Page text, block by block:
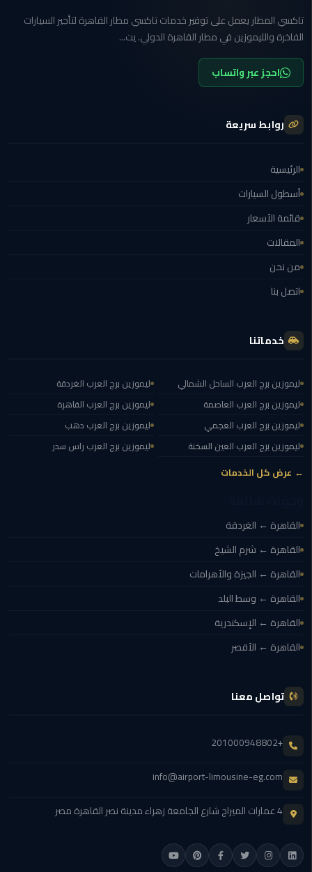
ليموزين
الفيوم
مطار
ليموزين
دهب
مكاتب
ليموزين
الاسكندرية
ليموزين
مايو
ليموزين
حلوان
ليموزين
الإسماعيلية
ليموزين
المنوفية
ليموزين
ليموزين
بلطيم
ليموزين
بورسعيد
ليموزين
الشرقية
ليموزين
بنها
العبور
ليموزين
اكتوبر
الخط
الساخن
تاكسي المطار يعمل على توفير خدمات تاكسي مطار القاهرة لتأجير السيارات
الفاخرة والليموزين في مطار القاهرة الدولي. يت...
احجز عبر واتساب
روابط سريعة
الرئيسية
أسطول السيارات
قائمة الأسعار
المقالات
من نحن
اتصل بنا
خدماتنا
ليموزين برج العرب الساحل الشمالي
ليموزين برج العرب العاصمة
ليموزين برج العرب العجمي
ليموزين برج العرب العين السخنة
ليموزين برج العرب الغردقة
ليموزين برج العرب القاهرة
ليموزين برج العرب دهب
ليموزين برج العرب راس سدر
← عرض كل الخدمات
القاهرة ← الغردقة
القاهرة ← شرم الشيخ
القاهرة ← الجيزة والأهرامات
القاهرة ← وسط البلد
القاهرة ← الإسكندرية
القاهرة ← الأقصر
تواصل معنا
+201000948802
info@airport-limousine-eg.com
4 عمارات الميراج شارع الجامعة زهراء مدينة نصر القاهرة مصر